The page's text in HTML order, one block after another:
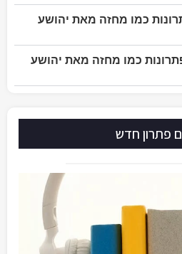
כמו מחזה מאת יהושע
כמו מחזה מאת יהושע
פתרון חדש